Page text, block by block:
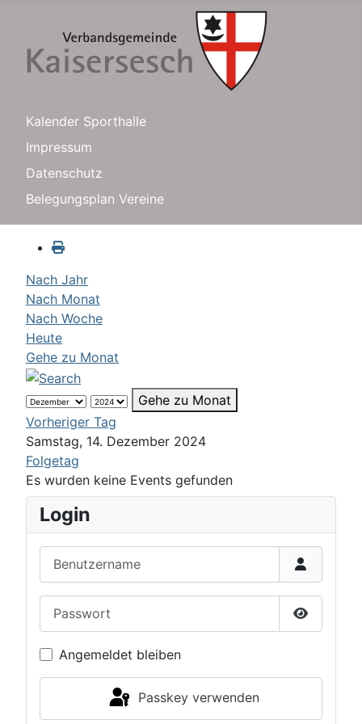
Kalender Sporthalle
Impressum
Datenschutz
Belegungsplan Vereine
Nach Jahr
Nach Monat
Nach Woche
Heute
Gehe zu Monat
Gehe zu Monat
Vorheriger Tag
Samstag, 14. Dezember 2024
Folgetag
Es wurden keine Events gefunden
Login
Passwort
Angemeldet bleiben
Passkey verwenden